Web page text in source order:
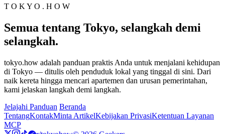
T O K Y O . H O W
Semua tentang Tokyo, selangkah demi
selangkah.
tokyo.how adalah panduan praktis Anda untuk menjalani kehidupan
di Tokyo — ditulis oleh penduduk lokal yang tinggal di sini. Dari
naik kereta hingga mencari apartemen dan urusan pemerintahan,
kami jelaskan langkah demi langkah.
Jelajahi Panduan Beranda
TentangKontakMinta ArtikelKebijakan PrivasiKetentuan Layanan
MCP